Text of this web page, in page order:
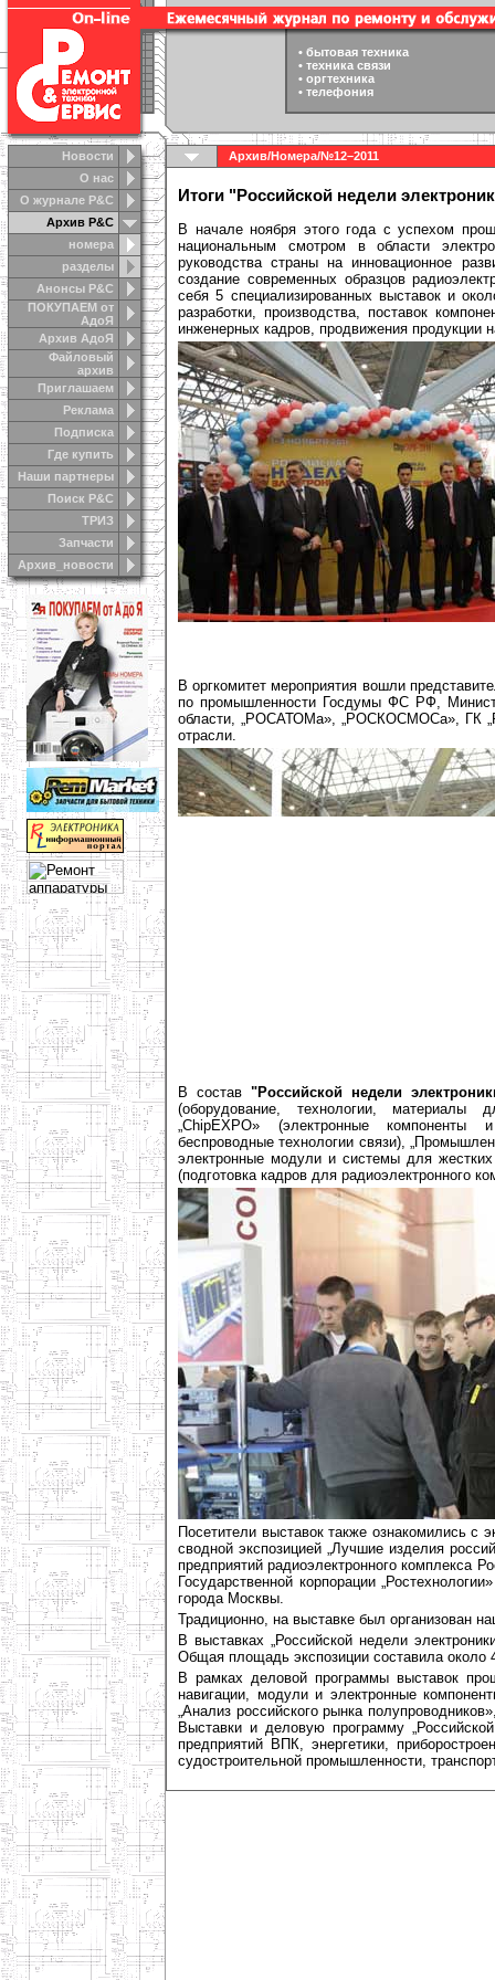
Новости
О нас
О журнале Р&С
Архив Р&С
номера
разделы
Анонсы Р&C
ПОКУПАЕМ от
АдоЯ
Архив АдоЯ
Файловый
архив
Приглашаем
Реклама
Подписка
Где купить
Наши партнеры
Поиск Р&С
ТРИЗ
Запчасти
Архив_новости
• бытовая техника
• техника связи
• оргтехника
• телефония
Архив/Номера/№12–2011
Итоги "Российской недели
В начале ноября этого года с успехом
национальным смотром в области
руководства страны на инновационное
создание современных образцов
себя 5 специализированных выставок и
разработки, производства, поставок
инженерных кадров, продвижения продукции
В оргкомитет мероприятия вошли
по промышленности Госдумы ФС РФ,
области, „РОСАТОМа», „РОСКОСМОСа», ГК
отрасли.
В состав "Российской недели
(оборудование, технологии, материалы
„ChipEXPO» (электронные компоненты
беспроводные технологии связи),
электронные модули и системы для
(подготовка кадров для радиоэлектронного
Посетители выставок также ознакомились
сводной экспозицией „Лучшие изделия
предприятий радиоэлектронного комплекса
Государственной корпорации
города Москвы.
Традиционно, на выставке был организован
В выставках „Российской недели
Общая площадь экспозиции составила около
В рамках деловой программы выставок
навигации, модули и электронные
„Анализ российского рынка
Выставки и деловую программу
предприятий ВПК, энергетики,
судостроительной промышленности,